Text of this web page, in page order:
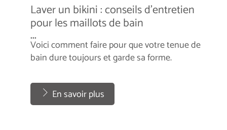
Laver un bikini : conseils d'entretien
pour les maillots de bain
...
Voici comment faire pour que votre tenue de
bain dure toujours et garde sa forme.
...
En savoir plus